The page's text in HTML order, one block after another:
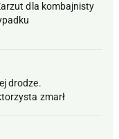
dla kombajnisty
drodze.
zmarł